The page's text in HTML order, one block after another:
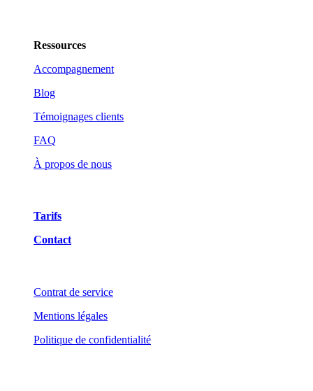
Ressources
Accompagnement
Blog
Témoignages clients
FAQ
À propos de nous
Tarifs
Contact
Contrat de service
Mentions légales
Politique de confidentialité